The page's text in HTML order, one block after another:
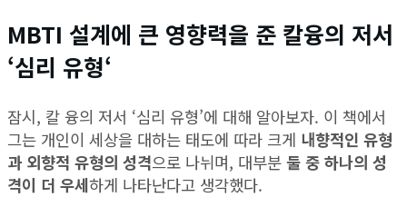
MBTI 설계에 큰 영향력을 준 칼융의 저서
‘심리 유형‘
잠시, 칼 융의 저서 ‘심리 유형’에 대해 알아보자. 이 책에서
그는 개인이 세상을 대하는 태도에 따라 크게 내향적인 유형
과 외향적 유형의 성격으로 나뉘며, 대부분 둘 중 하나의 성
격이 더 우세하게 나타난다고 생각했다.